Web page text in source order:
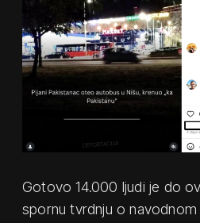
Gotovo 14.000 ljudi je do
spornu tvrdnju o navodnom